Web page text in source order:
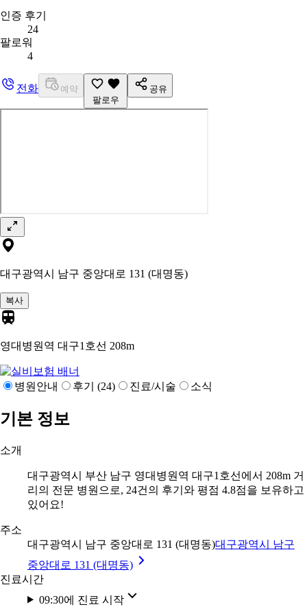
인증 후기
24
팔로워
4
전화
예약
팔로우
공유
대구광역시 남구 중앙대로 131 (대명동)
복사
영대병원역 대구1호선 208m
병원안내 후기 (24) 진료/시술 소식
기본 정보
소개
대구광역시 부산 남구 영대병원역 대구1호선에서 208m 거
리의 전문 병원으로, 24건의 후기와 평점 4.8점을 보유하고
있어요!
주소
대구광역시 남구 중앙대로 131 (대명동)대구광역시 남구
중앙대로 131 (대명동)
진료시간
09:30에 진료 시작